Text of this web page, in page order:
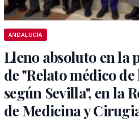
ANDALUCÍA
Lleno absoluto en la
de "Relato médico
según Sevilla", en la
de Medicina y